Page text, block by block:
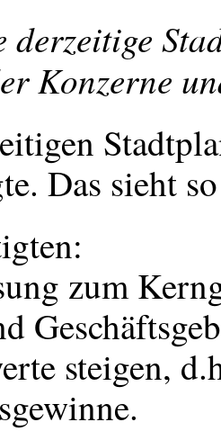
derzeitige
Konzerne
Das sieht
zum
steigen,